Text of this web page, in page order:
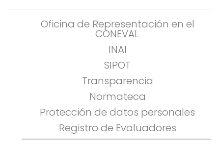
Oficina de Representación en el
CONEVAL
INAI
SIPOT
Transparencia
Normateca
Protección de datos personales
Registro de Evaluadores